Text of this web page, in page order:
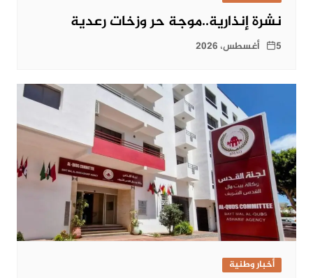
نشرة إنذارية..موجة حر وزخات رعدية
5 أغسطس، 2026
أخبار وطنية